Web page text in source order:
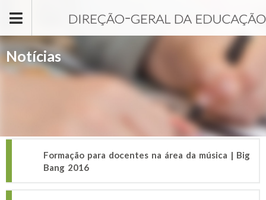
Notícias
Formação para docentes na área da música | Big
Bang 2016